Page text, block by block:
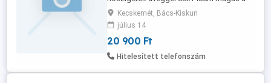
beépítő mérete a képeken látható
állapotban eladó. Kibontáskor pár helyen
a festék lepattant!
Kecskemét, Bács-Kiskun
július 14
20 900 Ft
Hitelesített telefonszám